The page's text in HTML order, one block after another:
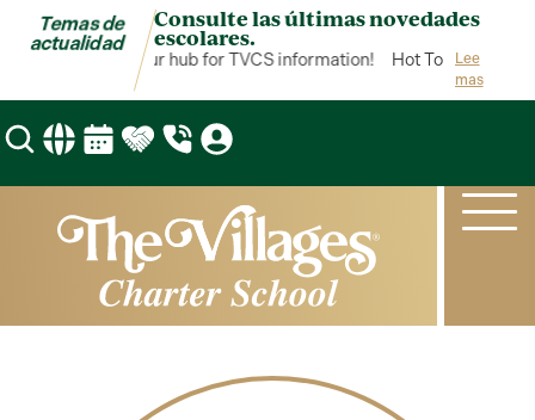
Temas de
actualidad
Consulte las últimas novedades
escolares.
Hot Topics is your hub for TVCS information! Hot Topics is
Lee
mas